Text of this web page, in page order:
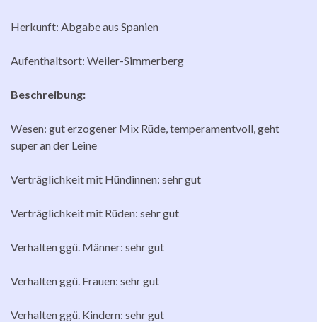
Herkunft: Abgabe aus Spanien
Aufenthaltsort: Weiler-Simmerberg
Beschreibung:
Wesen: gut erzogener Mix Rüde, temperamentvoll, geht
super an der Leine
Verträglichkeit mit Hündinnen: sehr gut
Verträglichkeit mit Rüden: sehr gut
Verhalten ggü. Männer: sehr gut
Verhalten ggü. Frauen: sehr gut
Verhalten ggü. Kindern: sehr gut